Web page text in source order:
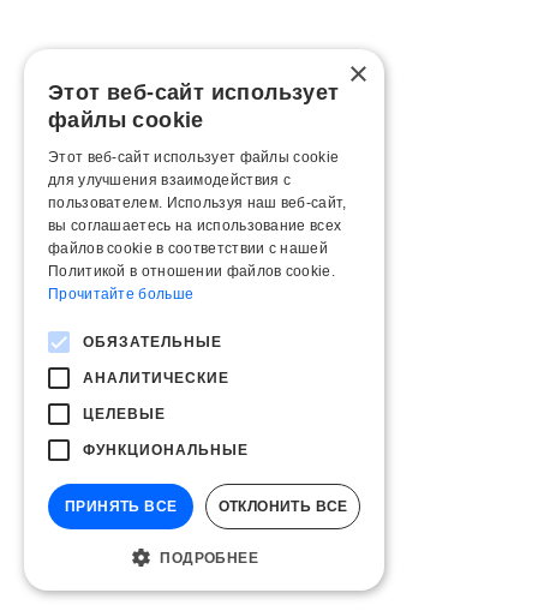
×
Этот веб-сайт использует
файлы cookie
Этот веб-сайт использует файлы cookie
для улучшения взаимодействия с
пользователем. Используя наш веб-сайт,
вы соглашаетесь на использование всех
файлов cookie в соответствии с нашей
Политикой в ​​отношении файлов cookie.
Прочитайте больше
ОБЯЗАТЕЛЬНЫЕ
АНАЛИТИЧЕСКИЕ
ЦЕЛЕВЫЕ
ФУНКЦИОНАЛЬНЫЕ
ПРИНЯТЬ ВСЕ ОТКЛОНИТЬ ВСЕ
ПОДРОБНЕЕ